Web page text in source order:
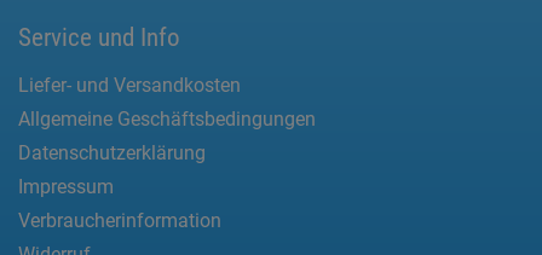
Service und Info
Liefer- und Versandkosten
Allgemeine Geschäftsbedingungen
Datenschutzerklärung
Impressum
Verbraucherinformation